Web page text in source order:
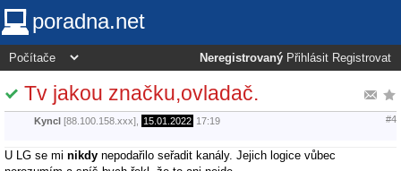
poradna.net
Neregistrovaný Přihlásit Registrovat
Tv jakou značku,ovladač.
Kyncl [88.100.158.xxx], 15.01.2022 17:19 #4
U LG se mi nikdy nepodařilo seřadit kanály. Jejich logice vůbec